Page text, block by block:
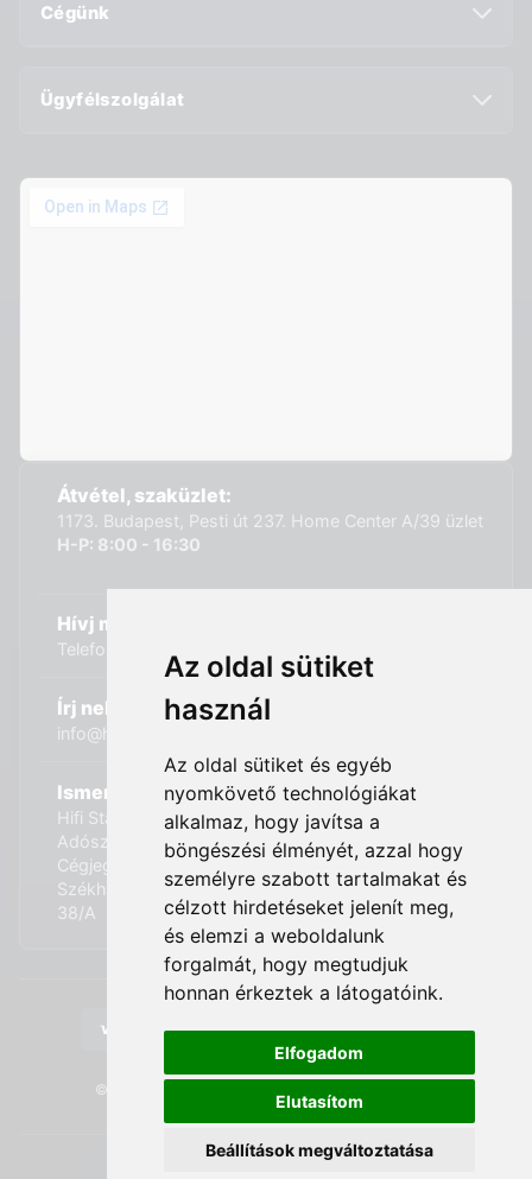
Az oldal sütiket
használ
Az oldal sütiket és egyéb
nyomkövető technológiákat
alkalmaz, hogy javítsa a
böngészési élményét, azzal hogy
személyre szabott tartalmakat és
célzott hirdetéseket jelenít meg,
és elemzi a weboldalunk
forgalmát, hogy megtudjuk
honnan érkeztek a látogatóink.
Elfogadom
Elutasítom
Beállítások megváltoztatása
Cégünk
Ügyfélszolgálat
Átvétel, szaküzlet:
1173. Budapest, Pesti út 237. Home Center A/39 üzlet
H-P: 8:00 - 16:30
Hívj minket:
Telefon: +36 (20) 989-7969
Írj nekünk:
info@hifi-station.hu
Ismerd meg cégünket:
Hifi Station Kft.
Adószám: 13828222-2-42
Cégjegyzékszám: 01-09-875386
Székhely: 1173. Budapest, Csomafalva utca 2. Fszt.
38/A
© 2026 Hifi Station Kft - Minden jog fenntartva.